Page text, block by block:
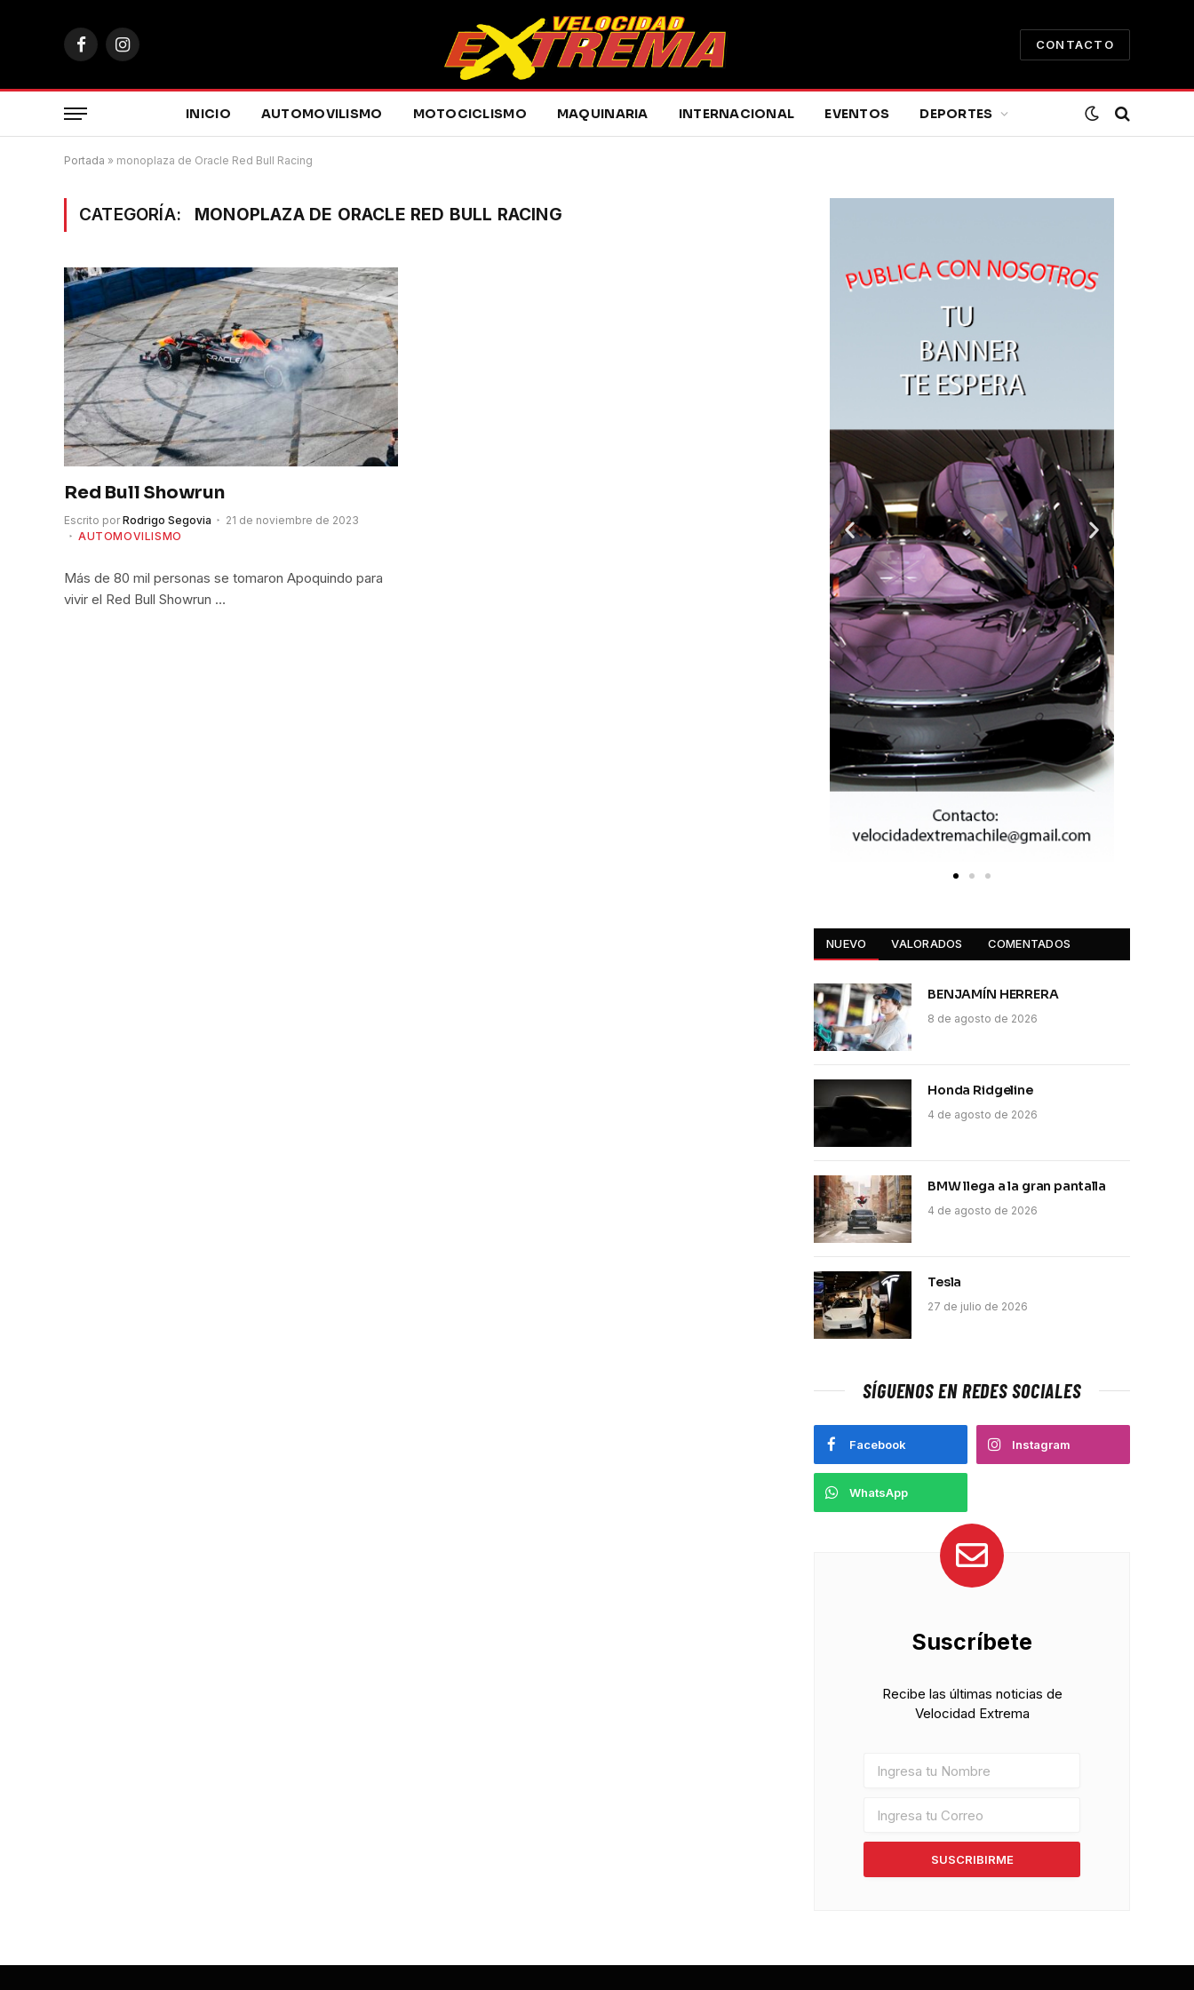
FacebookInstagram
CONTACTO
INICIO AUTOMOVILISMO MOTOCICLISMO MAQUINARIA INTERNACIONAL EVENTOS DEPORTES
Portada » monoplaza de Oracle Red Bull Racing
CATEGORÍA: MONOPLAZA DE ORACLE RED BULL RACING
Red Bull Showrun
Escrito por Rodrigo Segovia
21 de noviembre de 2023
AUTOMOVILISMO
Más de 80 mil personas se tomaron Apoquindo para
vivir el Red Bull Showrun …
NUEVO VALORADOS COMENTADOS
BENJAMÍN HERRERA
8 de agosto de 2026
Honda Ridgeline
4 de agosto de 2026
BMW llega a la gran pantalla
4 de agosto de 2026
Tesla
27 de julio de 2026
SÍGUENOS EN REDES SOCIALES
Facebook Instagram
WhatsApp
Suscríbete
Recibe las últimas noticias de
Velocidad Extrema
SUSCRIBIRME